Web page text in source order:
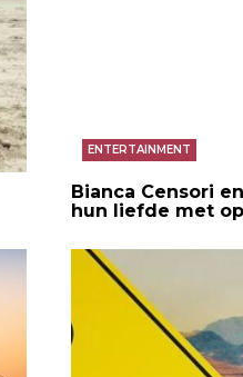
ENTERTAINMENT
Bianca Censori
hun liefde met